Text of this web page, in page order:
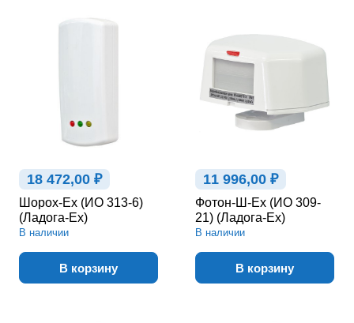
18 472,00 ₽
Шорох-Ex (ИО 313-6)
(Ладога-Ex)
В наличии
В корзину
11 996,00 ₽
Фотон-Ш-Ex (ИО 309-
21) (Ладога-Ex)
В наличии
В корзину